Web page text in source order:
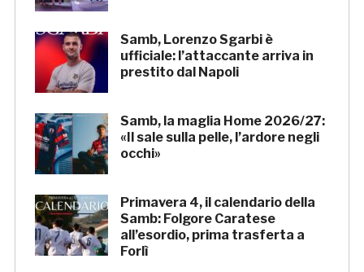
Samb, Lorenzo Sgarbi è
ufficiale: l’attaccante arriva in
prestito dal Napoli
Samb, la maglia Home 2026/27:
«Il sale sulla pelle, l’ardore negli
occhi»
Primavera 4, il calendario della
Samb: Folgore Caratese
all’esordio, prima trasferta a
Forlì